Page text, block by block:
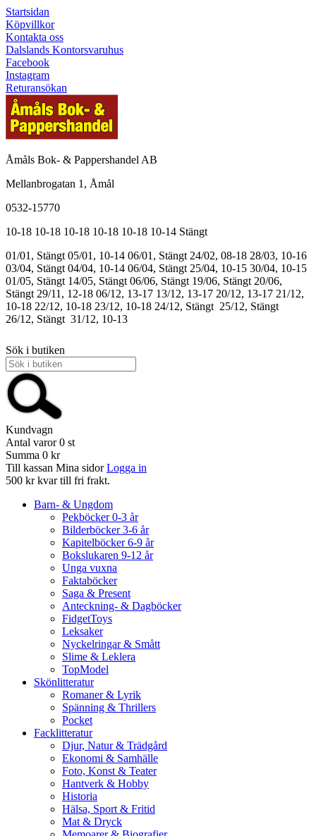
Startsidan
Köpvillkor
Kontakta oss
Dalslands Kontorsvaruhus
Facebook
Instagram
Returansökan
Åmåls Bok- & Pappershandel AB
Mellanbrogatan 1, Åmål
0532-15770
10-18 10-18 10-18 10-18 10-18 10-14 Stängt
01/01, Stängt 05/01, 10-14 06/01, Stängt 24/02, 08-18 28/03, 10-16
03/04, Stängt 04/04, 10-14 06/04, Stängt 25/04, 10-15 30/04, 10-15
01/05, Stängt 14/05, Stängt 06/06, Stängt 19/06, Stängt 20/06,
Stängt 29/11, 12-18 06/12, 13-17 13/12, 13-17 20/12, 13-17 21/12,
10-18 22/12, 10-18 23/12, 10-18 24/12, Stängt 25/12, Stängt
26/12, Stängt 31/12, 10-13
Sök i butiken
Kundvagn
Antal varor 0 st
Summa 0 kr
Till kassan Mina sidor Logga in
500 kr kvar till fri frakt.
Barn- & Ungdom
Pekböcker 0-3 år
Bilderböcker 3-6 år
Kapitelböcker 6-9 år
Bokslukaren 9-12 år
Unga vuxna
Faktaböcker
Saga & Present
Anteckning- & Dagböcker
FidgetToys
Leksaker
Nyckelringar & Smått
Slime & Leklera
TopModel
Skönlitteratur
Romaner & Lyrik
Spänning & Thrillers
Pocket
Facklitteratur
Djur, Natur & Trädgård
Ekonomi & Samhälle
Foto, Konst & Teater
Hantverk & Hobby
Historia
Hälsa, Sport & Fritid
Mat & Dryck